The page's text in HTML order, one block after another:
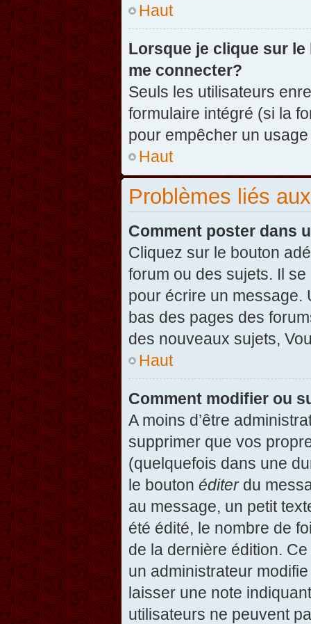
Haut
Lorsque je clique sur
me connecter?
Seuls les utilisateurs
formulaire intégré (si la
pour empêcher un
Haut
Problèmes liés
Comment poster dans
Cliquez sur le bouton
forum ou des sujets. Il
pour écrire un message.
bas des pages des
des nouveaux sujets,
Haut
Comment modifier ou
A moins d’être
supprimer que vos
(quelquefois dans une
le bouton éditerdu
au message, un petit
été édité, le nombre de
de la dernière édition.
un administrateur
laisser une note
utilisateurs ne peuvent